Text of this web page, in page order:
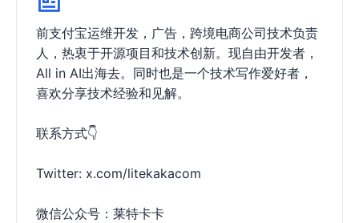
前支付宝运维开发，广告，跨境电商公司技术负责
人，热衷于开源项目和技术创新。现自由开发者，
All in AI出海去。同时也是一个技术写作爱好者，
喜欢分享技术经验和见解。
联系方式👇
Twitter: x.com/litekakacom
微信公众号： 莱特卡卡